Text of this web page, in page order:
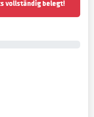
vollständig belegt!